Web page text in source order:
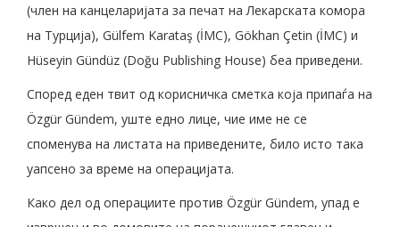
(член на канцеларијата за печат на Лекарската комора
на Турција), Gülfem Karataş (İMC), Gökhan Çetin (İMC) и
Hüseyin Gündüz (Doğu Publishing House) беа приведени.
Според еден твит од корисничка сметка која припаѓа на
Özgür Gündem, уште едно лице, чие име не се
споменува на листата на приведените, било исто така
уапсено за време на операцијата.
Како дел од операциите против Özgür Gündem, упад е